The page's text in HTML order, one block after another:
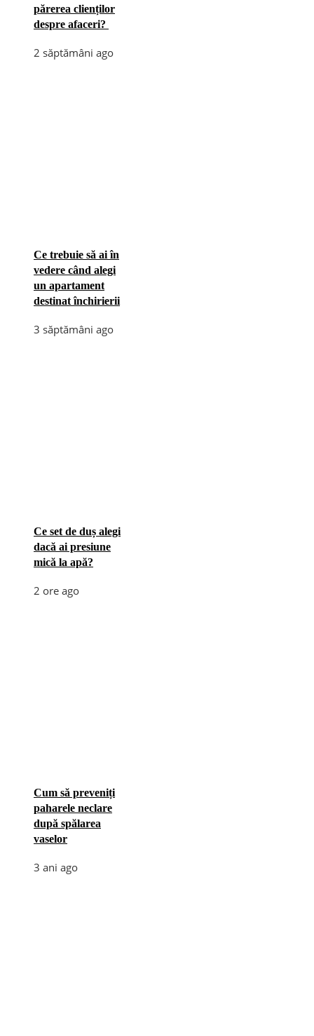
părerea clienților
despre afaceri?
2 săptămâni ago
Ce trebuie să ai în
vedere când alegi
un apartament
destinat închirierii
3 săptămâni ago
Ce set de duș alegi
dacă ai presiune
mică la apă?
2 ore ago
Cum să preveniți
paharele neclare
după spălarea
vaselor
3 ani ago